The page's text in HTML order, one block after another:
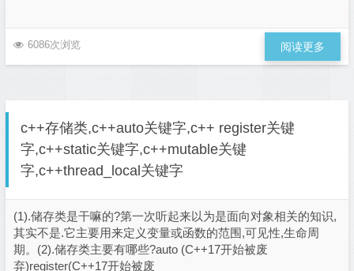
6086次浏览 阅读更多
c++存储类,c++auto关键字,c++ register关键
字,c++static关键字,c++mutable关键
字,c++thread_local关键字
(1).储存类是干嘛的?第一次听起来以为是面向对象相关的知识,
其实不是.它主要用来定义变量或函数的范围,可见性,生命周
期。(2).储存类主要有哪些?auto (C++17开始被废
弃)register(C++17开始被废